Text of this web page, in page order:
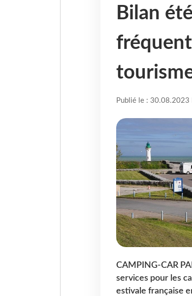
Bilan
Publié le :
CAMPING-CAR
services pour les
estivale française